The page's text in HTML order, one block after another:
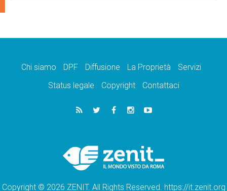
Chi siamo DPF Diffusione La Proprietà
Servizi
Status legale
Copyright Contattaci
Copyright © 2026 ZENIT. All Rights Reserved. https://it.zenit.org